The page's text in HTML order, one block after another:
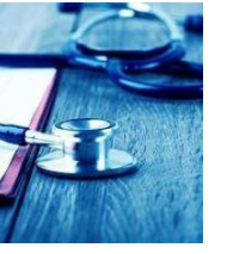
پزشکان
معتمد
بیمه
کوثر
در
ساری